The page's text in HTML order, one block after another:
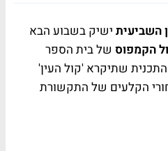
השביעית ישיק בשבוע הבא
הקמפוס של בית הספר
שתיקרא 'קול העין'
הקלעים של התקשורת